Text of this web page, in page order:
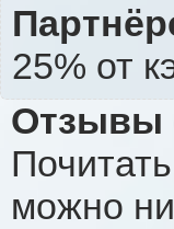
25% от
Отзывы
можно